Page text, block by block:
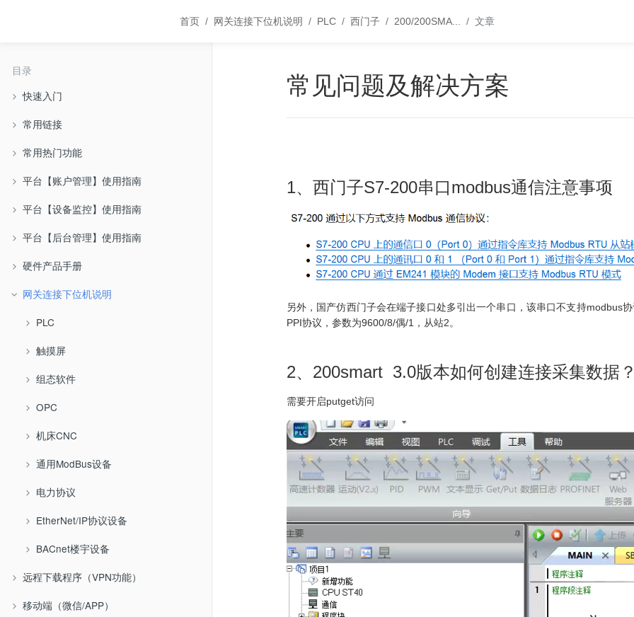
首页 网关连接下位机说明 PLC 西门子 200/200SMA 文章
目录
快速入门
常用链接
常用热门功能
平台【账户管理】使用指南
平台【设备监控】使用指南
平台【后台管理】使用指南
硬件产品手册
网关连接下位机说明
PLC
触摸屏
组态软件
OPC
机床CNC
通用ModBus设备
电力协议
EtherNet/IP协议设备
BACnet楼宇设备
远程下载程序（VPN功能）
移动端（微信/APP）
常见问题及解决方案
1、西门子S7-200串口modbus通信注意事项
另外，国产仿西门子会在端子接口处多引出一个串口，该串口不支持modbus
PPI协议，参数为9600/8/偶/1，从站2。
2、200smart 3.0版本如何创建连接采集数据
需要开启putget访问